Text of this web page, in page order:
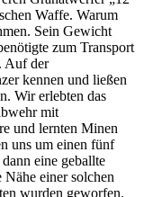
Waffe. Warum
Sein Gewicht
zum Transport
Auf der
kennen und ließen
Wir erlebten das
mit
und lernten Minen
uns um einen fünf
eine geballte
einer solchen
wurden geworfen.